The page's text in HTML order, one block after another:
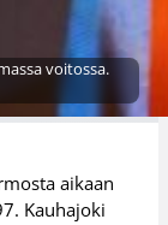
voitossa.
aikaan
Kauhajoki